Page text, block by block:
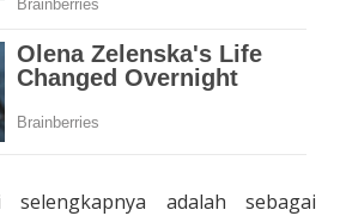
selengkapnya adalah sebagai